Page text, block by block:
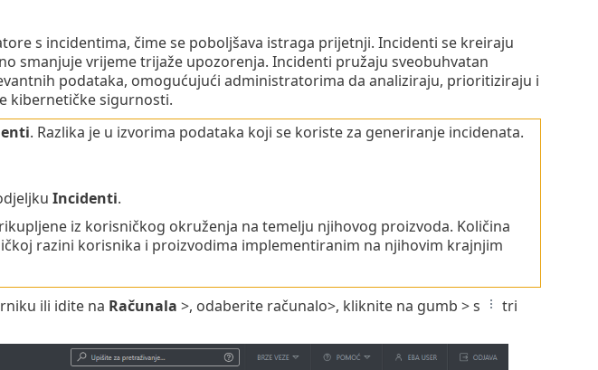
s incidentima, čime se poboljšava istraga prijetnji. Incidenti se kreiraju
smanjuje vrijeme trijaže upozorenja. Incidenti pružaju sveobuhvatan
podataka, omogućujući administratorima da analiziraju, prioritiziraju i
kibernetičke sigurnosti.
. Razlika je u izvorima podataka koji se koriste za generiranje incidenata.
Incidenti.
iz korisničkog okruženja na temelju njihovog proizvoda. Količina
razini korisnika i proizvodima implementiranim na njihovim krajnjim
ili idite na Računala >, odaberite računalo>, kliknite na gumb > s
tri